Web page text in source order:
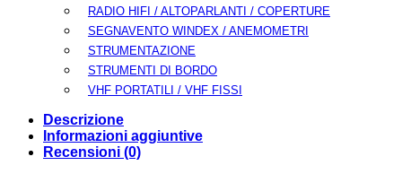
RADIO HIFI / ALTOPARLANTI / COPERTURE
SEGNAVENTO WINDEX / ANEMOMETRI
STRUMENTAZIONE
STRUMENTI DI BORDO
VHF PORTATILI / VHF FISSI
Descrizione
Informazioni aggiuntive
Recensioni (0)